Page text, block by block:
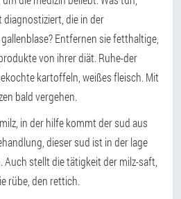
die in der
Entfernen sie fetthaltige,
von ihrer diät. Ruhe-der
kartoffeln, weißes fleisch. Mit
bald vergehen.
in der hilfe kommt der sud aus
dieser sud ist in der lage
Auch stellt die tätigkeit der milz-saft,
rübe, den rettich.